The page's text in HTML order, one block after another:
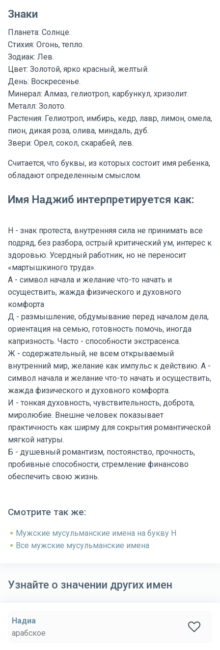
Знаки
Планета: Солнце.
Стихия: Огонь, тепло.
Зодиак: Лев.
Цвет: Золотой, ярко красный, желтый.
День: Воскресенье.
Минерал: Алмаз, гелиотроп, карбункул, хризолит.
Металл: Золото.
Растения: Гелиотроп, имбирь, кедр, лавр, лимон, омела,
пион, дикая роза, олива, миндаль, дуб.
Звери: Орел, сокол, скарабей, лев.
Считается, что буквы, из которых состоит имя ребенка,
обладают определенным смыслом.
Имя Наджиб интерпретируется как:
Н - знак протеста, внутренняя сила не принимать все
подряд, без разбора, острый критический ум, интерес к
здоровью. Усердный работник, но не переносит
«мартышкиного труда».
А - символ начала и желание что-то начать и
осуществить, жажда физического и духовного
комфорта
Д - размышление, обдумывание перед началом дела,
ориентация на семью, готовность помочь, иногда
капризность. Часто - способности экстрасенса.
Ж - содержательный, не всем открываемый
внутренний мир, желание как импульс к действию. А -
символ начала и желание что-то начать и осуществить,
жажда физического и духовного комфорта.
И - тонкая духовность, чувствительность, доброта,
миролюбие. Внешне человек показывает
практичность как ширму для сокрытия романтической
мягкой натуры.
Б - душевный романтизм, постоянство, прочность,
пробивные способности, стремление финансово
обеспечить свою жизнь.
Смотрите так же:
Мужские мусульманские имена на букву Н
Все мужские мусульманские имена
Узнайте о значении других имен
Надиа
арабское